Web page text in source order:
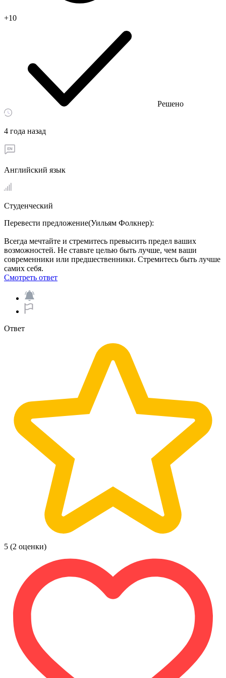
+10
Решено
4 года назад
Английский язык
Студенческий
Перевести предложение(Уильям Фолкнер):
Всегда мечтайте и стремитесь превысить предел ваших
возможностей. Не ставьте целью быть лучше, чем ваши
современники или предшественники. Стремитесь быть лучше
самих себя.
Смотреть ответ
Ответ
5 (2 оценки)